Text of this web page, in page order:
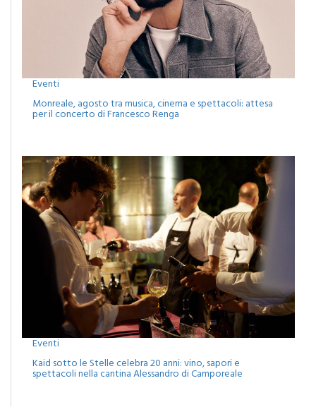
Monreale, agosto tra musica, cinema e spettacoli: attesa
per il concerto di Francesco Renga
Kaid sotto le Stelle celebra 20 anni: vino, sapori e
spettacoli nella cantina Alessandro di Camporeale